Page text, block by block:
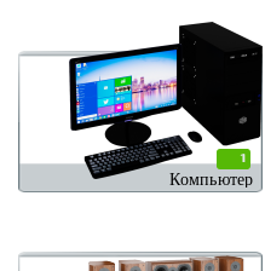
1
Компьютер